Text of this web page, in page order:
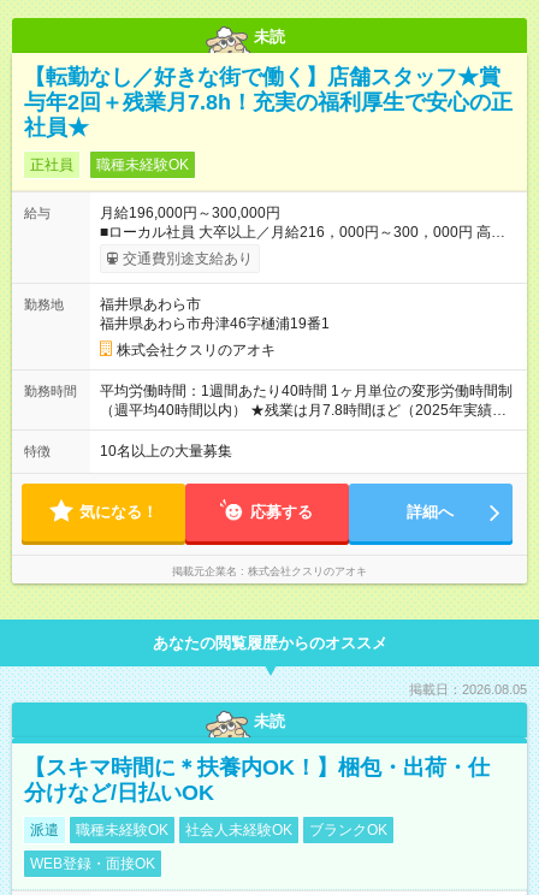
未読
【転勤なし／好きな街で働く】店舗スタッフ★賞
与年2回＋残業月7.8h！充実の福利厚生で安心の正
社員★
正社員 職種未経験OK
給与
月給196,000円～300,000円
■ローカル社員 大卒以上／月給216，000円～300，000円 高卒
以上／月給196，000円～300，000円 ★エリア手当（石川県、
富山県、福井県、岐阜県、群馬県、茨城県 月1万円）を会社規
録販売者資格保持者には、別途月1万円支給（実務経験がない方
にも同額を支給） ※ただし、短時間勤務・早番固定社員は当社
規定に従い額が変動 【試用期間】試用期間なし ＝＝＝＝＝＝＝
＝＝＝＝＝＝＝ ★職務給制度で実力次第で収入アップ！ 職務内
容に応じて給与が支払われ、昇格試験なく役職に就いた時点で
年収がUPする制度です。 約4割の社員が入社3年目で店長に就い
交通費別途支給あり
勤務地
福井県あわら市
福井県あわら市舟津46字樋浦19番1
株式会社クスリのアオキ
勤務時間
平均労働時間：1週間あたり40時間 1ヶ月単位の変形労働時間制
（週平均40時間以内） ★残業は月7.8時間ほど（2025年実績）
＜店舗の基本営業時間＞ 9時～22時 ※勤務時間は店舗により異
なります。 ＜シフト例＞ 早番：8時00分～17時00分 中番：11
1ヶ月単位の変形労働時間制（週平均40時間以内） ★残業は月
7.8時間ほど（2025年実績） ＜店舗の基本営業時間＞ 9時～22
時 ※勤務時間は店舗により異なります。 ＜シフト例＞ 早番：8
時00分～17時00分 中番：11時～20時 遅番：13時～22時
特徴 10名以上の大量募集
気になる！ 応募する 詳細へ
掲載元企業名 株式会社クスリのアオキ
あなたの閲覧履歴からのオススメ
掲載日：2026.08.05
未読
【スキマ時間に＊扶養内OK！】梱包・出荷・仕
分けなど/日払いOK
派遣 職種未経験OK 社会人未経験OK
ブランクOK
WEB登録・面接OK